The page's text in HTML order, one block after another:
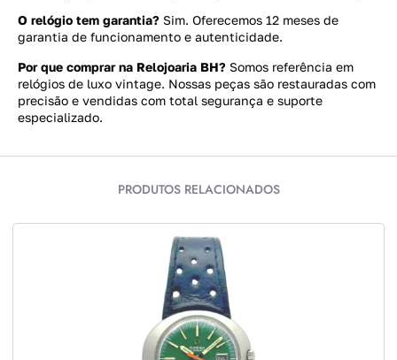
O relógio tem garantia? Sim. Oferecemos 12 meses de
garantia de funcionamento e autenticidade.
Por que comprar na Relojoaria BH? Somos referência em
relógios de luxo vintage. Nossas peças são restauradas com
precisão e vendidas com total segurança e suporte
especializado.
PRODUTOS RELACIONADOS